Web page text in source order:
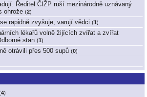
Ředitel ČIŽP ruší mezinárodně uznávaný
ohrože (2)
rapidně zvyšuje, varují vědci (1 )
lékařů volně žijících zvířat a zvířat
stan (1 )
otrávili přes 500 supů (0)
4)